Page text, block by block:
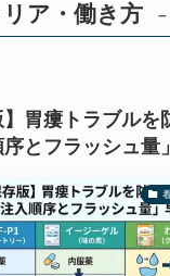
ア・働き方
】胃瘻トラブルを
序とフラッシュ量